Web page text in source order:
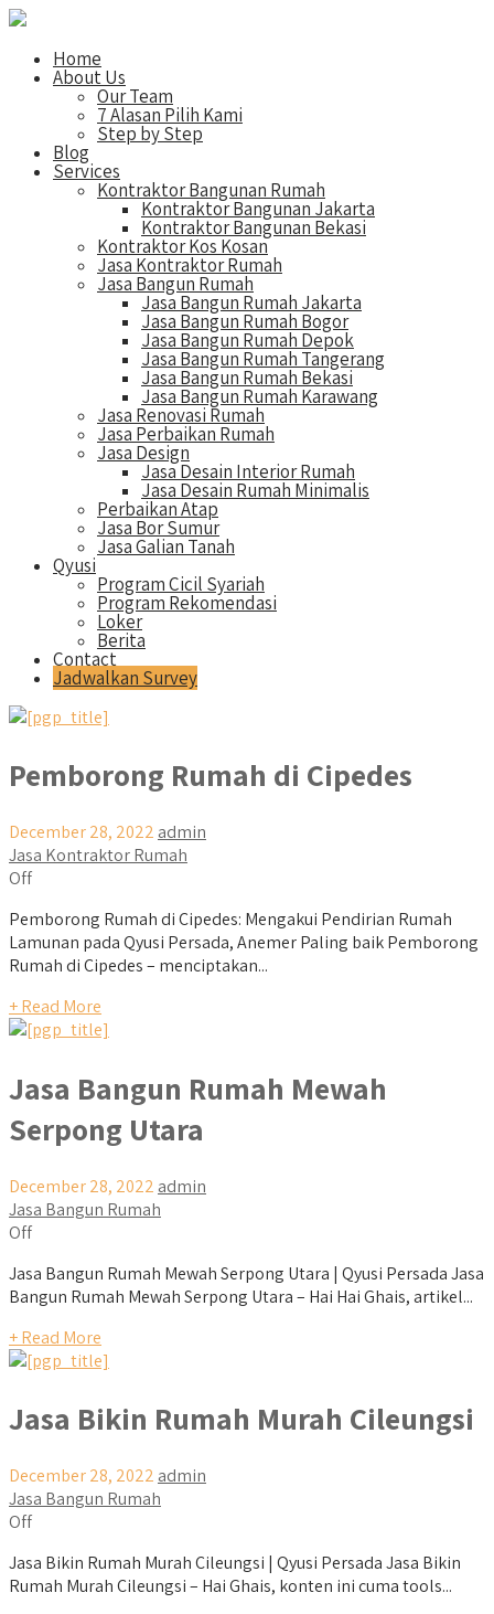
Home
About Us
Our Team
7 Alasan Pilih Kami
Step by Step
Blog
Services
Kontraktor Bangunan Rumah
Kontraktor Bangunan Jakarta
Kontraktor Bangunan Bekasi
Kontraktor Kos Kosan
Jasa Kontraktor Rumah
Jasa Bangun Rumah
Jasa Bangun Rumah Jakarta
Jasa Bangun Rumah Bogor
Jasa Bangun Rumah Depok
Jasa Bangun Rumah Tangerang
Jasa Bangun Rumah Bekasi
Jasa Bangun Rumah Karawang
Jasa Renovasi Rumah
Jasa Perbaikan Rumah
Jasa Design
Jasa Desain Interior Rumah
Jasa Desain Rumah Minimalis
Perbaikan Atap
Jasa Bor Sumur
Jasa Galian Tanah
Qyusi
Program Cicil Syariah
Program Rekomendasi
Loker
Berita
Contact
Jadwalkan Survey
Pemborong Rumah di Cipedes
December 28, 2022 admin
Jasa Kontraktor Rumah
Off
Pemborong Rumah di Cipedes: Mengakui Pendirian Rumah
Lamunan pada Qyusi Persada, Anemer Paling baik Pemborong
Rumah di Cipedes – menciptakan...
+ Read More
Jasa Bangun Rumah Mewah
Serpong Utara
December 28, 2022 admin
Jasa Bangun Rumah
Off
Jasa Bangun Rumah Mewah Serpong Utara | Qyusi Persada Jasa
Bangun Rumah Mewah Serpong Utara – Hai Hai Ghais, artikel...
+ Read More
Jasa Bikin Rumah Murah Cileungsi
December 28, 2022 admin
Jasa Bangun Rumah
Off
Jasa Bikin Rumah Murah Cileungsi | Qyusi Persada Jasa Bikin
Rumah Murah Cileungsi – Hai Ghais, konten ini cuma tools...